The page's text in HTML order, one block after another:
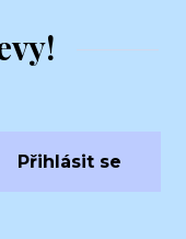
Přihlásit se